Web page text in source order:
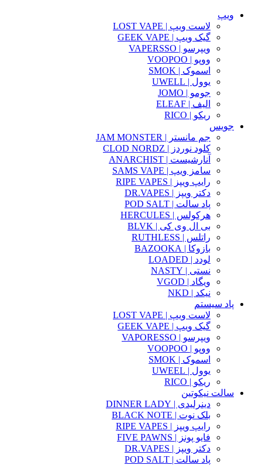
ویپ
لاست ویپ | LOST VAPE
گیک ویپ | GEEK VAPE
ویپرسو | VAPERSSO
ووپو | VOOPOO
اسموک | SMOK
یوول | UWELL
جومو | JOMO
الیف | ELEAF
ریکو | RICO
جویس
جم مانستر | JAM MONSTER
کلود نوردز | CLOD NORDZ
آنارشیست | ANARCHIST
سامز ویپ | SAMS VAPE
رایپ ویپز | RIPE VAPES
دکتر ویپز | DR.VAPES
پاد سالت | POD SALT
هرکولس | HERCULES
بی ال وی کی | BLVK
راتلس | RUTHLESS
بازوکا | BAZOOKA
لودد | LOADED
نستی | NASTY
ویگاد | VGOD
نیکد | NKD
پاد سیستم
لاست ویپ | LOST VAPE
گیک ویپ | GEEK VAPE
ویپرسو | VAPORESSO
ووپو | VOOPOO
اسموک | SMOK
یوول | UWEEL
ریکو | RICO
سالت نیکوتین
دینرلیدی | DINNER LADY
بلک نوت | BLACK NOTE
رایپ ویپز | RIPE VAPES
فایو پونز | FIVE PAWNS
دکتر ویپز | DR.VAPES
پاد سالت | POD SALT